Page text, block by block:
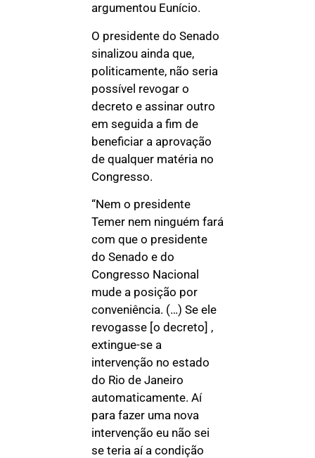
argumentou Eunício.
O presidente do Senado
sinalizou ainda que,
politicamente, não seria
possível revogar o
decreto e assinar outro
em seguida a fim de
beneficiar a aprovação
de qualquer matéria no
Congresso.
“Nem o presidente
Temer nem ninguém fará
com que o presidente
do Senado e do
Congresso Nacional
mude a posição por
conveniência. (…) Se ele
revogasse [o decreto] ,
extingue-se a
intervenção no estado
do Rio de Janeiro
automaticamente. Aí
para fazer uma nova
intervenção eu não sei
se teria aí a condição